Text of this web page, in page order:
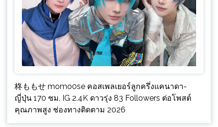
柊ももせ momo0se คอสเพลเยอร์ลูกครึ่งแคนาดา-
ญี่ปุ่น 170 ซม. IG 2.4K ดาวรุ่ง 83 Followers ต่อโพสต์
คุณภาพสูง ช่องทางติดตาม 2026